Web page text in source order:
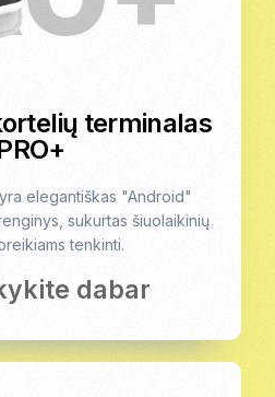
terminalas
elegantiškas "Android"
sukurtas šiuolaikinių
tenkinti.
dabar